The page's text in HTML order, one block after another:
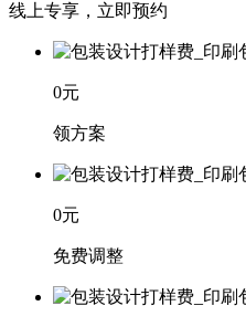
线上专享，立即预约
0元
领方案
0元
免费调整